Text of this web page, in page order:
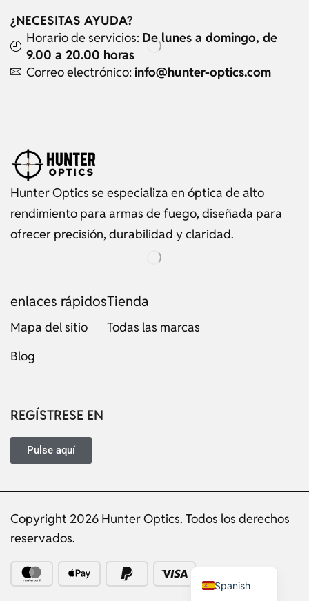
¿NECESITAS AYUDA?
Horario de servicios: De lunes a domingo, de
9.00 a 20.00 horas
Correo electrónico: info@hunter-optics.com
Hunter Optics se especializa en óptica de alto
rendimiento para armas de fuego, diseñada para
ofrecer precisión, durabilidad y claridad.
enlaces rápidos
Mapa del sitio
Blog
Tienda
Todas las marcas
REGÍSTRESE EN
Pulse aquí
Copyright 2026 Hunter Optics. Todos los derechos
reservados.
Spanish
Portuguese
French